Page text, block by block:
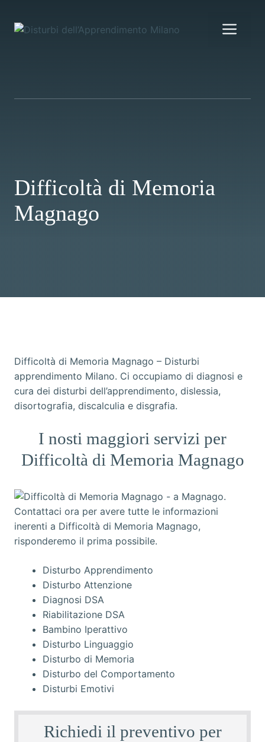
contenuto
Difficoltà di Memoria
Magnago
Difficoltà di Memoria Magnago – Disturbi
apprendimento Milano. Ci occupiamo di diagnosi e
cura dei disturbi dell’apprendimento, dislessia,
disortografia, discalculia e disgrafia.
I nosti maggiori servizi per
Difficoltà di Memoria Magnago
Disturbo Apprendimento
Disturbo Attenzione
Diagnosi DSA
Riabilitazione DSA
Bambino Iperattivo
Disturbo Linguaggio
Disturbo di Memoria
Disturbo del Comportamento
Disturbi Emotivi
Richiedi il preventivo per